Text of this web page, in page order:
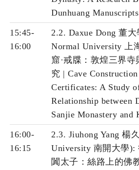
Dunhuang Manuscripts
15:45-
16:00
2.2. Daxue Dong 董大
Normal University 上
窟·戒牒：敦煌三界
究 | Cave
Certificates: A Study
Relationship between
Sanjie Monastery and
16:00-
16:15
2.3. Jiuhong Yang 楊
University 南開大學):
闐太子：絲路上的佛